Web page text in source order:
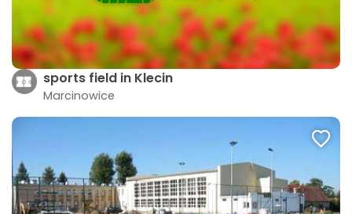
sports field in Klecin
Marcinowice